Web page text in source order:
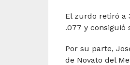
El zurdo retiró a
.077 y consiguió
Por su parte,
de Novato del